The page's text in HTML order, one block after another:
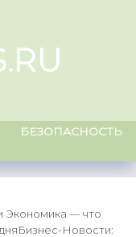
БЕЗОПАСНОСТЬ
Экономика — что
Бизнес-Новости: